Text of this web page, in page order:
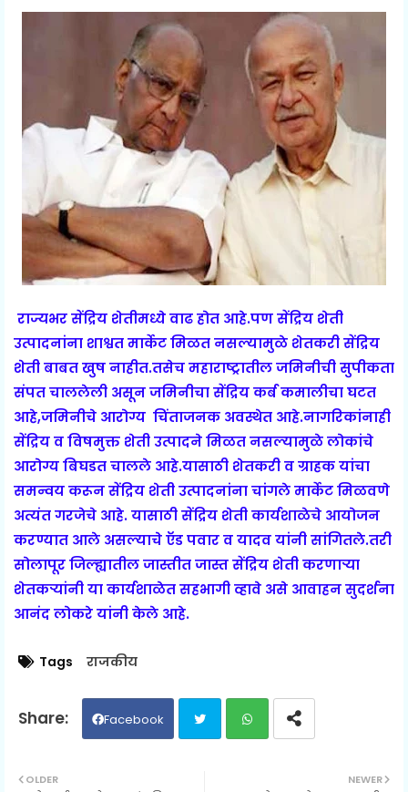
राज्यभर सेंद्रिय शेतीमध्ये वाढ होत आहे.पण सेंद्रिय शेती
उत्पादनांना शाश्वत मार्केट मिळत नसल्यामुळे शेतकरी सेंद्रिय
शेती बाबत खुष नाहीत.तसेच महाराष्ट्रातील जमिनीची सुपीकता
संपत चाललेली असून जमिनीचा सेंद्रिय कर्ब कमालीचा घटत
आहे,जमिनीचे आरोग्य चिंताजनक अवस्थेत आहे.नागरिकांनाही
सेंद्रिय व विषमुक्त शेती उत्पादने मिळत नसल्यामुळे लोकांचे
आरोग्य बिघडत चालले आहे.यासाठी शेतकरी व ग्राहक यांचा
समन्वय करून सेंद्रिय शेती उत्पादनांना चांगले मार्केट मिळवणे
अत्यंत गरजेचे आहे. यासाठी सेंद्रिय शेती कार्यशाळेचे आयोजन
करण्यात आले असल्याचे ऍड पवार व यादव यांनी सांगितले.तरी
सोलापूर जिल्ह्यातील जास्तीत जास्त सेंद्रिय शेती करणाऱ्या
शेतकऱ्यांनी या कार्यशाळेत सहभागी व्हावे असे आवाहन सुदर्शना
आनंद लोकरे यांनी केले आहे.
Tags राजकीय
Facebook
NEWER
OLDER